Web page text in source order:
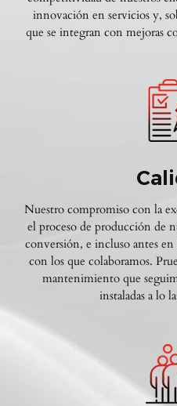
innovación en servicios y,
que se integran con mejoras
Nuestro compromiso con la
el proceso de producción de
conversión, e incluso antes en
con los que colaboramos.
mantenimiento que
instaladas a lo